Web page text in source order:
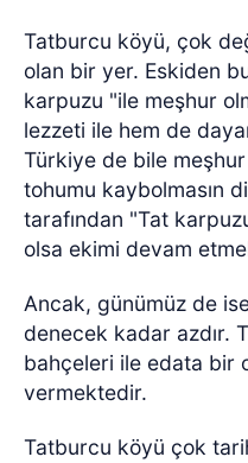
Tatburcu köyü, çok
olan bir yer. Eskiden
karpuzu "ile meşhur
lezzeti ile hem de
Türkiye de bile
tohumu kaybolmasın
tarafından "Tat
olsa ekimi devam
Ancak, günümüz de
denecek kadar azdır.
bahçeleri ile edata bir
vermektedir.
Tatburcu köyü çok